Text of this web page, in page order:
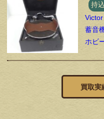
持
蓄音
ホビ
買取実